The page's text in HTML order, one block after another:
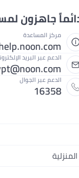
جاهزون
مركز المساعدة
الدعم عبر البريد
الدعم عبر الجوال
16358